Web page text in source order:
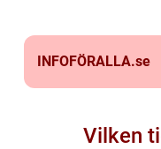
INFOFÖRALLA.se
Vilken